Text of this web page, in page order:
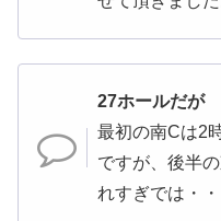
27ホールだが
最初の南Cは2
ですが、後半
れすぎでは・・